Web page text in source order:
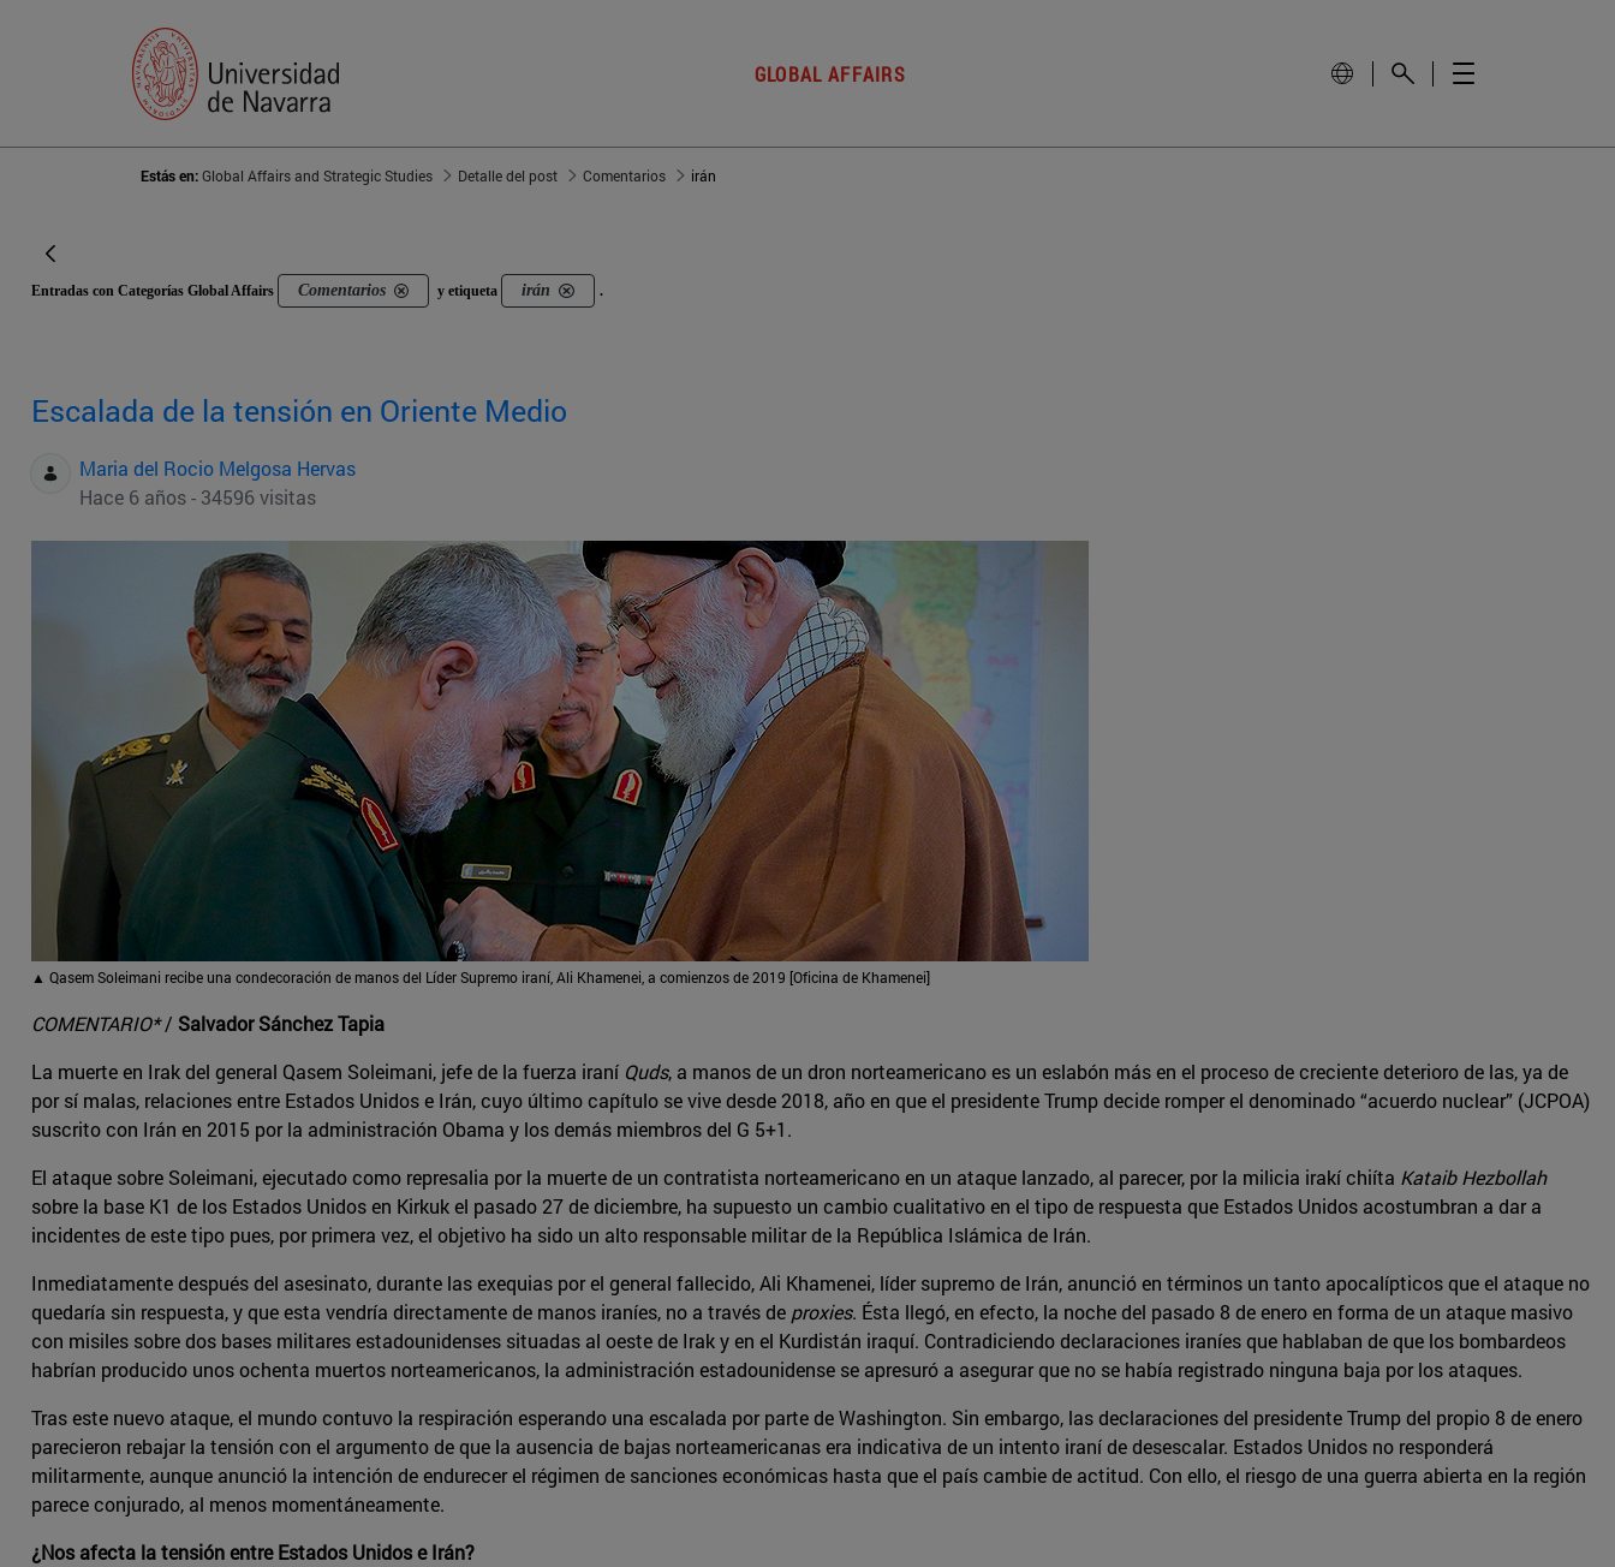
GLOBAL AFFAIRS
Estás en:Global Affairs and Strategic Studies Detalle del post Comentarios irán
Entradas con Categorías Global Affairs Comentarios y etiqueta irán .
Escalada de la tensión en Oriente Medio
Maria del Rocio Melgosa Hervas
Hace 6 años - 34596 visitas
▲ Qasem Soleimani recibe una condecoración de manos del Líder Supremo iraní, Ali Khamenei, a comienzos de 2019 [Oficina de Khamenei]
COMENTARIO*/ Salvador Sánchez Tapia
La muerte en Irak del general Qasem Soleimani, jefe de la fuerza iraní Quds, a manos de un dron norteamericano es un eslabón más en el proceso de creciente deterioro de las, ya de
por sí malas, relaciones entre Estados Unidos e Irán, cuyo último capítulo se vive desde 2018, año en que el presidente Trump decide romper el denominado “acuerdo nuclear” (JCPOA)
suscrito con Irán en 2015 por la administración Obama y los demás miembros del G 5+1.
El ataque sobre Soleimani, ejecutado como represalia por la muerte de un contratista norteamericano en un ataque lanzado, al parecer, por la milicia irakí chiíta Kataib Hezbollah
sobre la base K1 de los Estados Unidos en Kirkuk el pasado 27 de diciembre, ha supuesto un cambio cualitativo en el tipo de respuesta que Estados Unidos acostumbran a dar a
incidentes de este tipo pues, por primera vez, el objetivo ha sido un alto responsable militar de la República Islámica de Irán.
Inmediatamente después del asesinato, durante las exequias por el general fallecido, Ali Khamenei, líder supremo de Irán, anunció en términos un tanto apocalípticos que el ataque no
quedaría sin respuesta, y que esta vendría directamente de manos iraníes, no a través de proxies. Ésta llegó, en efecto, la noche del pasado 8 de enero en forma de un ataque masivo
con misiles sobre dos bases militares estadounidenses situadas al oeste de Irak y en el Kurdistán iraquí. Contradiciendo declaraciones iraníes que hablaban de que los bombardeos
habrían producido unos ochenta muertos norteamericanos, la administración estadounidense se apresuró a asegurar que no se había registrado ninguna baja por los ataques.
Tras este nuevo ataque, el mundo contuvo la respiración esperando una escalada por parte de Washington. Sin embargo, las declaraciones del presidente Trump del propio 8 de enero
parecieron rebajar la tensión con el argumento de que la ausencia de bajas norteamericanas era indicativa de un intento iraní de desescalar. Estados Unidos no responderá
militarmente, aunque anunció la intención de endurecer el régimen de sanciones económicas hasta que el país cambie de actitud. Con ello, el riesgo de una guerra abierta en la región
parece conjurado, al menos momentáneamente.
¿Nos afecta la tensión entre Estados Unidos e Irán?